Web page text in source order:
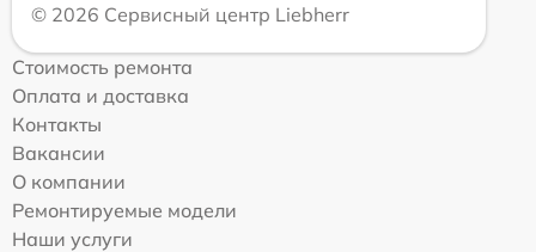
© 2026 Сервисный центр Liebherr
Стоимость ремонта
Оплата и доставка
Контакты
Вакансии
О компании
Ремонтируемые модели
Наши услуги